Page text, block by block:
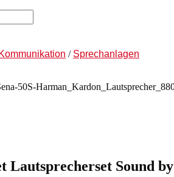
/ Sprechanlagen
Lautsprecherset Sound